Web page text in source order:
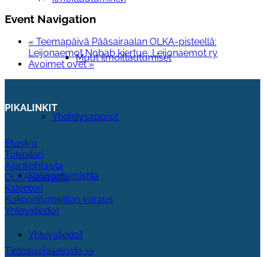
Muut ilmoittautumiset
Yhdistysapprot
Kokoontumistila
Yhteystiedot
Event Navigation
« Teemapäivä Pääsairaalan OLKA-pisteellä:
Leijonaemot Nobab kiertue, Leijonaemot ry
Avoimet ovet»
PIKALINKIT
Etusivu
Tukipilari
Ajankohtaista
OLKA-toiminta
Kalenteri
Kokoontumistilan varaus
Yhteystiedot
Tietosuojaseloste >>